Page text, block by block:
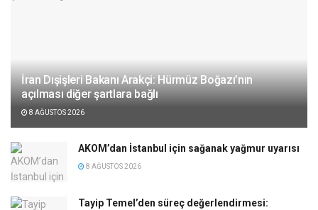
İran Dışişleri Bakanı Arakçi: Hürmüz Boğazı’nın
açılması diğer şartlara bağlı
8 AĞUSTOS 2026
AKOM’dan İstanbul için sağanak yağmur uyarısı
8 AĞUSTOS 2026
Tayip Temel’den süreç değerlendirmesi: